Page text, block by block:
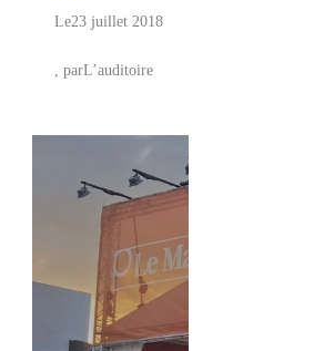
Le23 juillet 2018
, parL’auditoire